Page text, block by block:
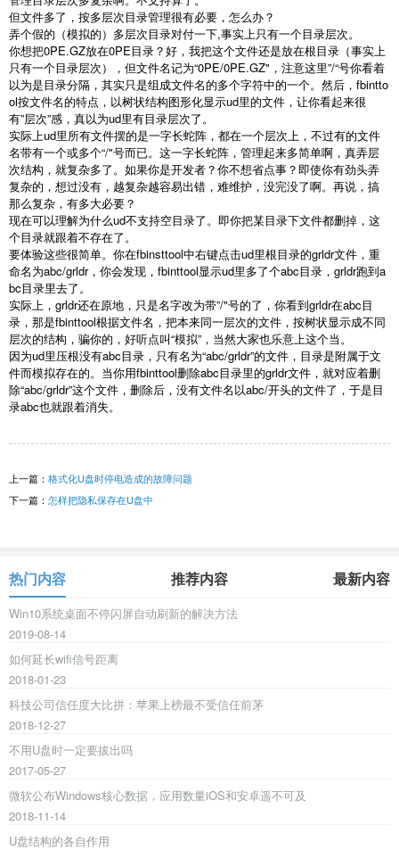
但文件多了，按多层次目录管理很有必要，怎么办？
弄个假的（模拟的）多层次目录对付一下,事实上只有一个目录层次。
你想把0PE.GZ放在0PE目录？好，我把这个文件还是放在根目录（事实上
只有一个目录层次），但文件名记为“0PE/0PE.GZ"，注意这里”/“号你看着
以为是目录分隔，其实只是组成文件名的多个字符中的一个。然后，fbintto
ol按文件名的特点，以树状结构图形化显示ud里的文件，让你看起来很
有”层次”感，真以为ud里有目录层次了。
实际上ud里所有文件摆的是一字长蛇阵，都在一个层次上，不过有的文件
名带有一个或多个“/"号而已。这一字长蛇阵，管理起来多简单啊，真弄层
次结构，就复杂多了。如果你是开发者？你不想省点事？即使你有劲头弄
复杂的，想过没有，越复杂越容易出错，难维护，没完没了啊。再说，搞
那么复杂，有多大必要？
现在可以理解为什么ud不支持空目录了。即你把某目录下文件都删掉，这
个目录就跟着不存在了。
要体验这些很简单。你在fbinsttool中右键点击ud里根目录的grldr文件，重
命名为abc/grldr，你会发现，fbinttool显示ud里多了个abc目录，grldr跑到a
bc目录里去了。
实际上，grldr还在原地，只是名字改为带”/"号的了，你看到grldr在abc目
录，那是fbinttool根据文件名，把本来同一层次的文件，按树状显示成不同
层次的结构，骗你的，好听点叫“模拟”，当然大家也乐意上这个当。
因为ud里压根没有abc目录，只有名为“abc/grldr”的文件，目录是附属于文
件而模拟存在的。当你用fbinttool删除abc目录里的grldr文件，就对应着删
除“abc/grldr”这个文件，删除后，没有文件名以abc/开头的文件了，于是目
录abc也就跟着消失。
上一篇： 格式化U盘时停电造成的故障问题
下一篇： 怎样把隐私保存在U盘中
热门内容 推荐内容 最新内容
Win10系统桌面不停闪屏自动刷新的解决方法
2019-08-14
如何延长wifi信号距离
2018-01-23
科技公司信任度大比拼：苹果上榜最不受信任前茅
2018-12-27
不用U盘时一定要拔出吗
2017-05-27
微软公布Windows核心数据，应用数量iOS和安卓遥不可及
2018-11-14
U盘结构的各自作用